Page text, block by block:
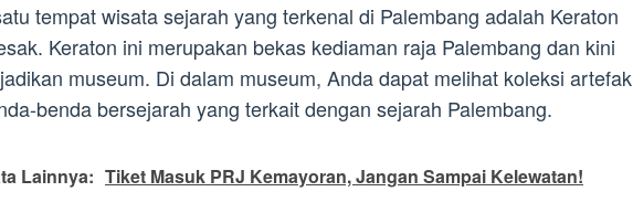
tempat wisata sejarah yang terkenal di Palembang adalah Keraton
Keraton ini merupakan bekas kediaman raja Palembang dan kini
museum. Di dalam museum, Anda dapat melihat koleksi artefak
benda bersejarah yang terkait dengan sejarah Palembang.
Lainnya: Tiket Masuk PRJ Kemayoran, Jangan Sampai Kelewatan!